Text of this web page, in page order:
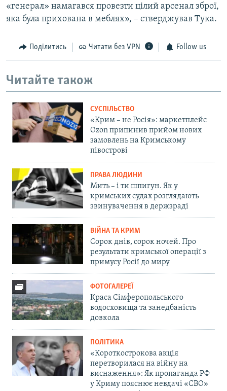
«генерал» намагався провезти цілий арсенал зброї,
яка була прихована в меблях», – стверджував Тука.
Поділитись Читати без VPN Follow us
Читайте також
СУСПІЛЬСТВО
«Крим – не Росія»: маркетплейс
Ozon припинив прийом нових
замовлень на Кримському
півострові
ПРАВА ЛЮДИНИ
Мить – і ти шпигун. Як у
кримських судах розглядають
звинувачення в держзраді
ВІЙНА ТА КРИМ
Сорок днів, сорок ночей. Про
результати кримської операції з
примусу Росії до миру
ФОТОГАЛЕРЕЇ
Краса Сімферопольського
водосховища та занедбаність
довкола
ПОЛІТИКА
«Короткострокова акція
перетворилася на війну на
виснаження»: Як пропаганда РФ
у Криму пояснює невдачі «СВО»